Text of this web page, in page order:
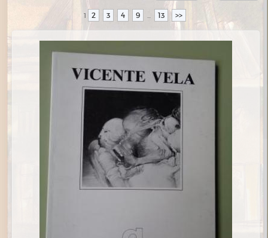
1 2 3 4 9 ... 13 >>